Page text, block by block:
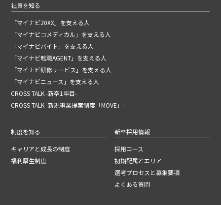
社員を知る
「マイナビ20XX」を支える人
「マイナビコメディカル」を支える人
「マイナビバイト」を支える人
「マイナビ転職AGENT」を支える人
「マイナビ研修サービス」を支える人
「マイナビニュース」を支える人
CROSS TALK -新卒1年目-
CROSS TALK -新規事業提案制度「MOVE」-
制度を知る
キャリアと成長の制度
福利厚生制度
新卒採用情報
採用コース
初期配属とエリア
選考プロセスと募集要項
よくある質問